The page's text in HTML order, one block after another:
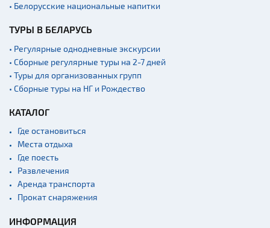
• Белорусские национальные напитки
ТУРЫ В БЕЛАРУСЬ
• Регулярные однодневные экскурсии
• Сборные регулярные туры на 2-7 дней
• Туры для организованных групп
• Сборные туры на НГ и Рождество
КАТАЛОГ
Где остановиться
Места отдыха
Где поесть
Развлечения
Аренда транспорта
Прокат снаряжения
ИНФОРМАЦИЯ